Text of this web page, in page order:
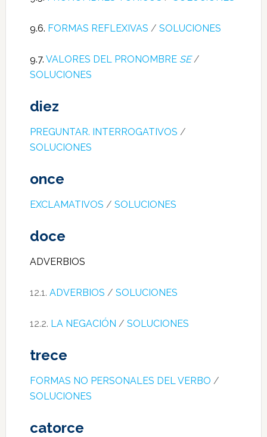
9.6. FORMAS REFLEXIVAS / SOLUCIONES
9.7. VALORES DEL PRONOMBRE SE/
SOLUCIONES
diez
PREGUNTAR. INTERROGATIVOS /
SOLUCIONES
once
EXCLAMATIVOS / SOLUCIONES
doce
ADVERBIOS
12.1. ADVERBIOS / SOLUCIONES
12.2. LA NEGACIÓN / SOLUCIONES
trece
FORMAS NO PERSONALES DEL VERBO /
SOLUCIONES
catorce